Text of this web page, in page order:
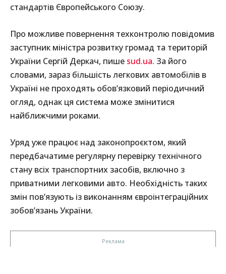
стандартів Європейського Союзу.
Про можливе повернення техконтролю повідомив
заступник міністра розвитку громад та територій
України Сергій Деркач, пише sud.ua. За його
словами, зараз більшість легкових автомобілів в
Україні не проходять обов’язковий періодичний
огляд, однак ця система може змінитися
найближчими роками.
Уряд уже працює над законопроєктом, який
передбачатиме регулярну перевірку технічного
стану всіх транспортних засобів, включно з
приватними легковими авто. Необхідність таких
змін пов’язують із виконанням євроінтеграційних
зобов’язань України.